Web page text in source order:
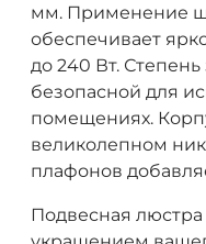
мм. Применение
обеспечивает
до 240 Вт.
безопасной для
помещениях.
великолепном
плафонов
Подвесная